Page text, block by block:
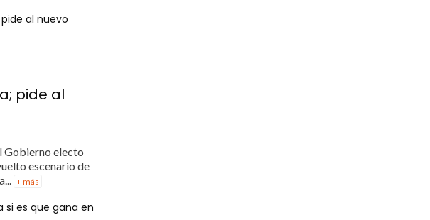
al nuevo
pide al
Gobierno electo
escenario de
+ más
si es que gana en